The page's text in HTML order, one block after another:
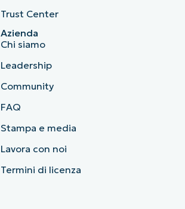
Trust Center
Azienda
Chi siamo
Leadership
Community
FAQ
Stampa e media
Lavora con noi
Termini di licenza